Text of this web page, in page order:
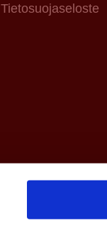
Tietosuojaseloste